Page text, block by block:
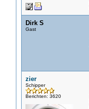
Dirk S
Gast
zier
Schipper
Berichten: 3620